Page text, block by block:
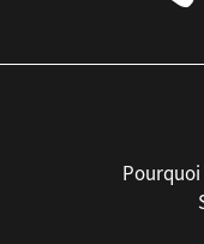
Pourquoi